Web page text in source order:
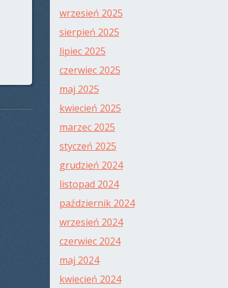
wrzesień 2025
sierpień 2025
lipiec 2025
czerwiec 2025
maj 2025
kwiecień 2025
marzec 2025
styczeń 2025
grudzień 2024
listopad 2024
październik 2024
wrzesień 2024
czerwiec 2024
maj 2024
kwiecień 2024